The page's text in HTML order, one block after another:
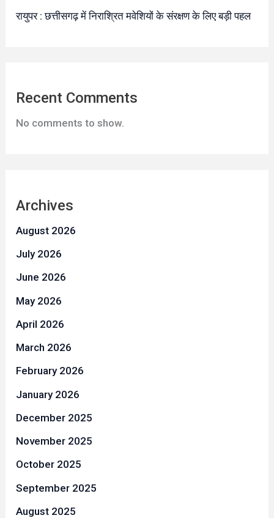
रायुपर : छत्तीसगढ़ में निराश्रित मवेशियों के संरक्षण के लिए बड़ी पहल
Recent Comments
No comments to show.
Archives
August 2026
July 2026
June 2026
May 2026
April 2026
March 2026
February 2026
January 2026
December 2025
November 2025
October 2025
September 2025
August 2025